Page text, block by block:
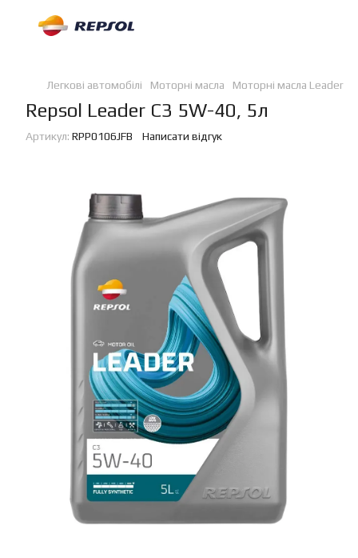
Легкові автомобілі Моторні масла Моторні масла Leader
Repsol Leader C3 5W-40, 5л
Артикул: RPP0106JFB Написати відгук